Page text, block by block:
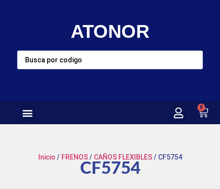
ATONOR
0
Inicio / FRENOS/ CAÑOS FLEXIBLES/ CF5754
CF5754